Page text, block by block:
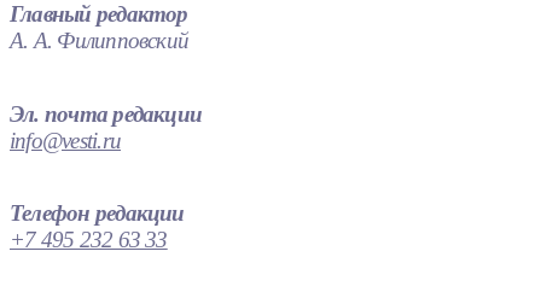
Главный редактор
А. А. Филипповский
Эл. почта редакции
info@vesti.ru
Телефон редакции
+7 495 232 63 33